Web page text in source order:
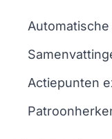
Actiepunten